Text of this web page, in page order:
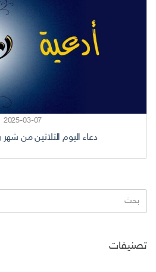
2025-03-07
دعاء اليوم الثلاثين من
البحث
عن:
تصنيفات